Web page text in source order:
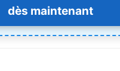
dès maintenant